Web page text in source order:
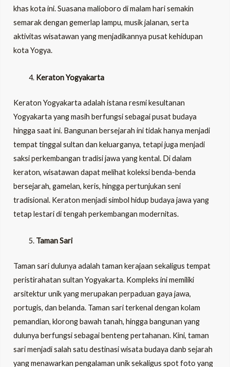
khas kota ini. Suasana malioboro di malam hari semakin
semarak dengan gemerlap lampu, musik jalanan, serta
aktivitas wisatawan yang menjadikannya pusat kehidupan
kota Yogya.
Keraton Yogyakarta
Keraton Yogyakarta adalah istana resmi kesultanan
Yogyakarta yang masih berfungsi sebagai pusat budaya
hingga saat ini. Bangunan bersejarah ini tidak hanya menjadi
tempat tinggal sultan dan keluarganya, tetapi juga menjadi
saksi perkembangan tradisi jawa yang kental. Di dalam
keraton, wisatawan dapat melihat koleksi benda-benda
bersejarah, gamelan, keris, hingga pertunjukan seni
tradisional. Keraton menjadi simbol hidup budaya jawa yang
tetap lestari di tengah perkembangan modernitas.
Taman Sari
Taman sari dulunya adalah taman kerajaan sekaligus tempat
peristirahatan sultan Yogyakarta. Kompleks ini memiliki
arsitektur unik yang merupakan perpaduan gaya jawa,
portugis, dan belanda. Taman sari terkenal dengan kolam
pemandian, klorong bawah tanah, hingga bangunan yang
dulunya berfungsi sebagai benteng pertahanan. Kini, taman
sari menjadi salah satu destinasi wisata budaya danb sejarah
yang menawarkan pengalaman unik sekaligus spot foto yang